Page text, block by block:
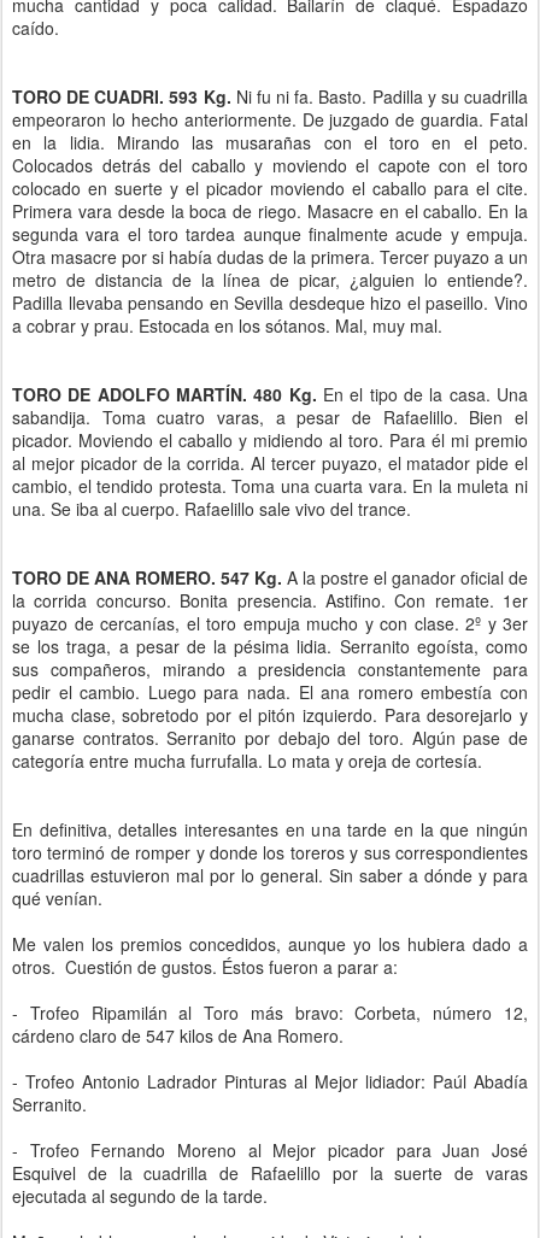
mucha cantidad y poca calidad. Bailarín de claqué. Espadazo
caído.
TORO DE CUADRI. 593 Kg. Ni fu ni fa. Basto. Padilla y su cuadrilla
empeoraron lo hecho anteriormente. De juzgado de guardia. Fatal
en la lidia. Mirando las musarañas con el toro en el peto.
Colocados detrás del caballo y moviendo el capote con el toro
colocado en suerte y el picador moviendo el caballo para el cite.
Primera vara desde la boca de riego. Masacre en el caballo. En la
segunda vara el toro tardea aunque finalmente acude y empuja.
Otra masacre por si había dudas de la primera. Tercer puyazo a un
metro de distancia de la línea de picar, ¿alguien lo entiende?.
Padilla llevaba pensando en Sevilla desdeque hizo el paseillo. Vino
a cobrar y prau. Estocada en los sótanos. Mal, muy mal.
TORO DE ADOLFO MARTÍN. 480 Kg. En el tipo de la casa. Una
sabandija. Toma cuatro varas, a pesar de Rafaelillo. Bien el
picador. Moviendo el caballo y midiendo al toro. Para él mi premio
al mejor picador de la corrida. Al tercer puyazo, el matador pide el
cambio, el tendido protesta. Toma una cuarta vara. En la muleta ni
una. Se iba al cuerpo. Rafaelillo sale vivo del trance.
TORO DE ANA ROMERO. 547 Kg. A la postre el ganador oficial de
la corrida concurso. Bonita presencia. Astifino. Con remate. 1er
puyazo de cercanías, el toro empuja mucho y con clase. 2º y 3er
se los traga, a pesar de la pésima lidia. Serranito egoísta, como
sus compañeros, mirando a presidencia constantemente para
pedir el cambio. Luego para nada. El ana romero embestía con
mucha clase, sobretodo por el pitón izquierdo. Para desorejarlo y
ganarse contratos. Serranito por debajo del toro. Algún pase de
categoría entre mucha furrufalla. Lo mata y oreja de cortesía.
En definitiva, detalles interesantes en una tarde en la que ningún
toro terminó de romper y donde los toreros y sus correspondientes
cuadrillas estuvieron mal por lo general. Sin saber a dónde y para
qué venían.
Me valen los premios concedidos, aunque yo los hubiera dado a
otros. Cuestión de gustos. Éstos fueron a parar a:
- Trofeo Ripamilán al Toro más bravo: Corbeta, número 12,
cárdeno claro de 547 kilos de Ana Romero.
- Trofeo Antonio Ladrador Pinturas al Mejor lidiador: Paúl Abadía
Serranito.
- Trofeo Fernando Moreno al Mejor picador para Juan José
Esquivel de la cuadrilla de Rafaelillo por la suerte de varas
ejecutada al segundo de la tarde.